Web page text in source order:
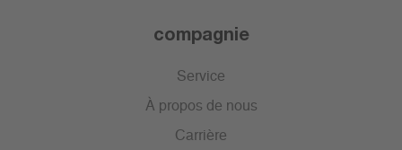
compagnie
Service
À propos de nous
Carrière